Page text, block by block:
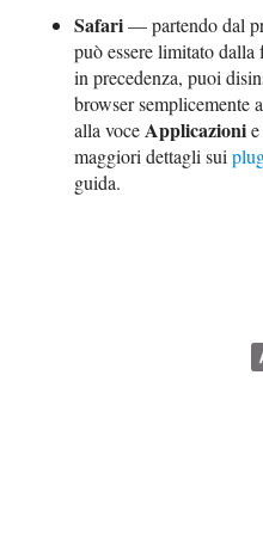
Safari— partendo dal
può essere limitato
in precedenza, puoi
browser semplicemente
alla voce Applicazioni
maggiori dettagli sui
guida.